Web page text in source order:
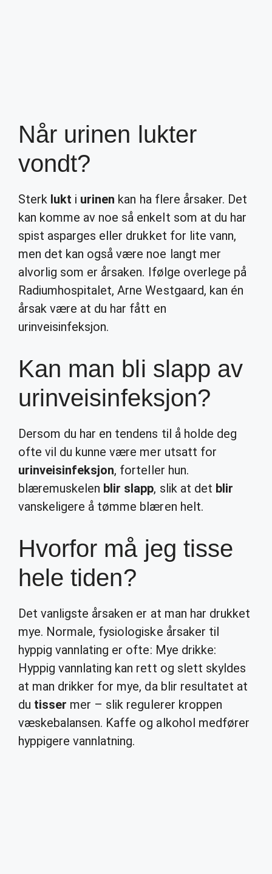
Når urinen lukter
vondt?
Sterk lukt i urinen kan ha flere årsaker. Det
kan komme av noe så enkelt som at du har
spist asparges eller drukket for lite vann,
men det kan også være noe langt mer
alvorlig som er årsaken. Ifølge overlege på
Radiumhospitalet, Arne Westgaard, kan én
årsak være at du har fått en
urinveisinfeksjon.
Kan man bli slapp av
urinveisinfeksjon?
Dersom du har en tendens til å holde deg
ofte vil du kunne være mer utsatt for
urinveisinfeksjon, forteller hun.
blæremuskelen blir slapp, slik at det blir
vanskeligere å tømme blæren helt.
Hvorfor må jeg tisse
hele tiden?
Det vanligste årsaken er at man har drukket
mye. Normale, fysiologiske årsaker til
hyppig vannlating er ofte: Mye drikke:
Hyppig vannlating kan rett og slett skyldes
at man drikker for mye, da blir resultatet at
du tisser mer – slik regulerer kroppen
væskebalansen. Kaffe og alkohol medfører
hyppigere vannlatning.